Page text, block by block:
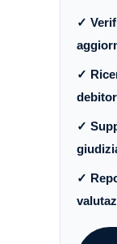
✓
✓
✓
✓